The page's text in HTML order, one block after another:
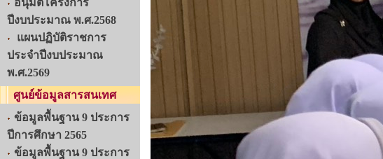
อนุมัติโครงการ
ปีงบประมาณ พ.ศ.2568
แผนปฏิบัติราชการ
ประจำปีงบประมาณ
พ.ศ.2569
ศูนย์ข้อมูลสารสนเทศ
ข้อมูลพื้นฐาน 9 ประการ
ปีการศึกษา 2565
ข้อมูลพื้นฐาน 9 ประการ